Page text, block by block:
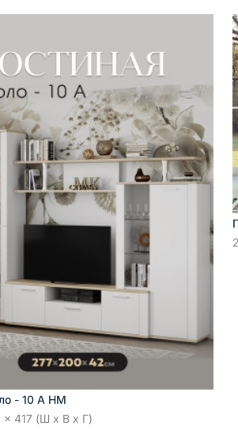
- 10 А НМ
x 417 (Ш x В x Г)